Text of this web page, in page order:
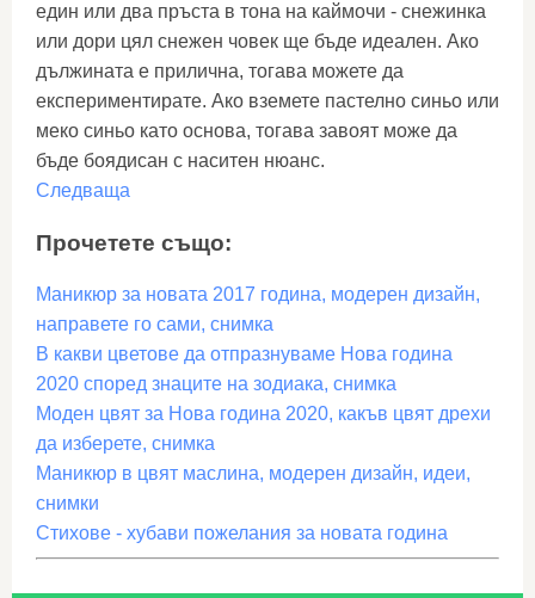
един или два пръста в тона на каймочи - снежинка
или дори цял снежен човек ще бъде идеален. Ако
дължината е прилична, тогава можете да
експериментирате. Ако вземете пастелно синьо или
меко синьо като основа, тогава завоят може да
бъде боядисан с наситен нюанс.
Следваща
Прочетете също:
Маникюр за новата 2017 година, модерен дизайн,
направете го сами, снимка
В какви цветове да отпразнуваме Нова година
2020 според знаците на зодиака, снимка
Моден цвят за Нова година 2020, какъв цвят дрехи
да изберете, снимка
Маникюр в цвят маслина, модерен дизайн, идеи,
снимки
Стихове - хубави пожелания за новата година